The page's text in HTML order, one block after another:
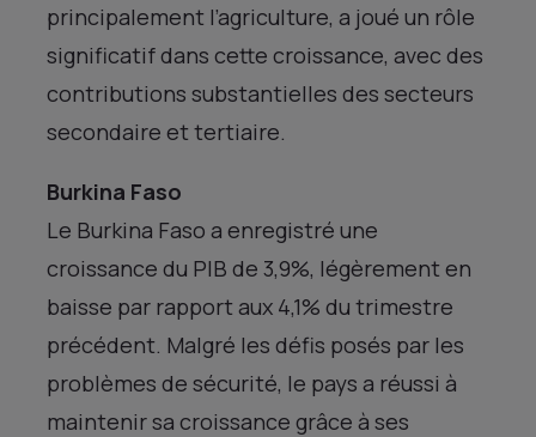
principalement l’agriculture, a joué un rôle
significatif dans cette croissance, avec des
contributions substantielles des secteurs
secondaire et tertiaire.
Burkina Faso
Le Burkina Faso a enregistré une
croissance du PIB de 3,9%, légèrement en
baisse par rapport aux 4,1% du trimestre
précédent. Malgré les défis posés par les
problèmes de sécurité, le pays a réussi à
maintenir sa croissance grâce à ses